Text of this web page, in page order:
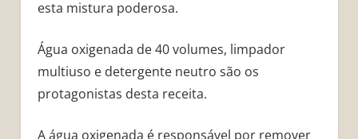
esta mistura poderosa.
Água oxigenada de 40 volumes, limpador
multiuso e detergente neutro são os
protagonistas desta receita.
A água oxigenada é responsável por remover